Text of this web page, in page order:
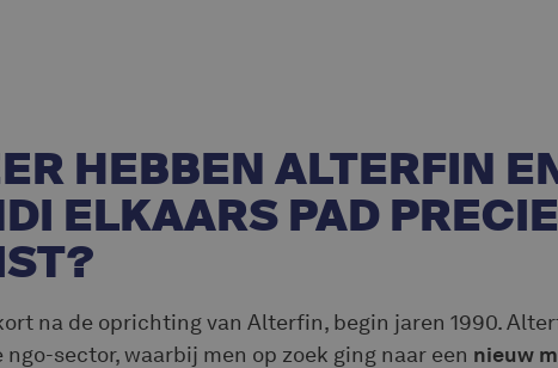
HEBBEN ALTERFIN
ELKAARS PAD
na de oprichting van Alterfin, begin jaren 1990.
ngo-sector, waarbij men op zoek ging naar een nieuw